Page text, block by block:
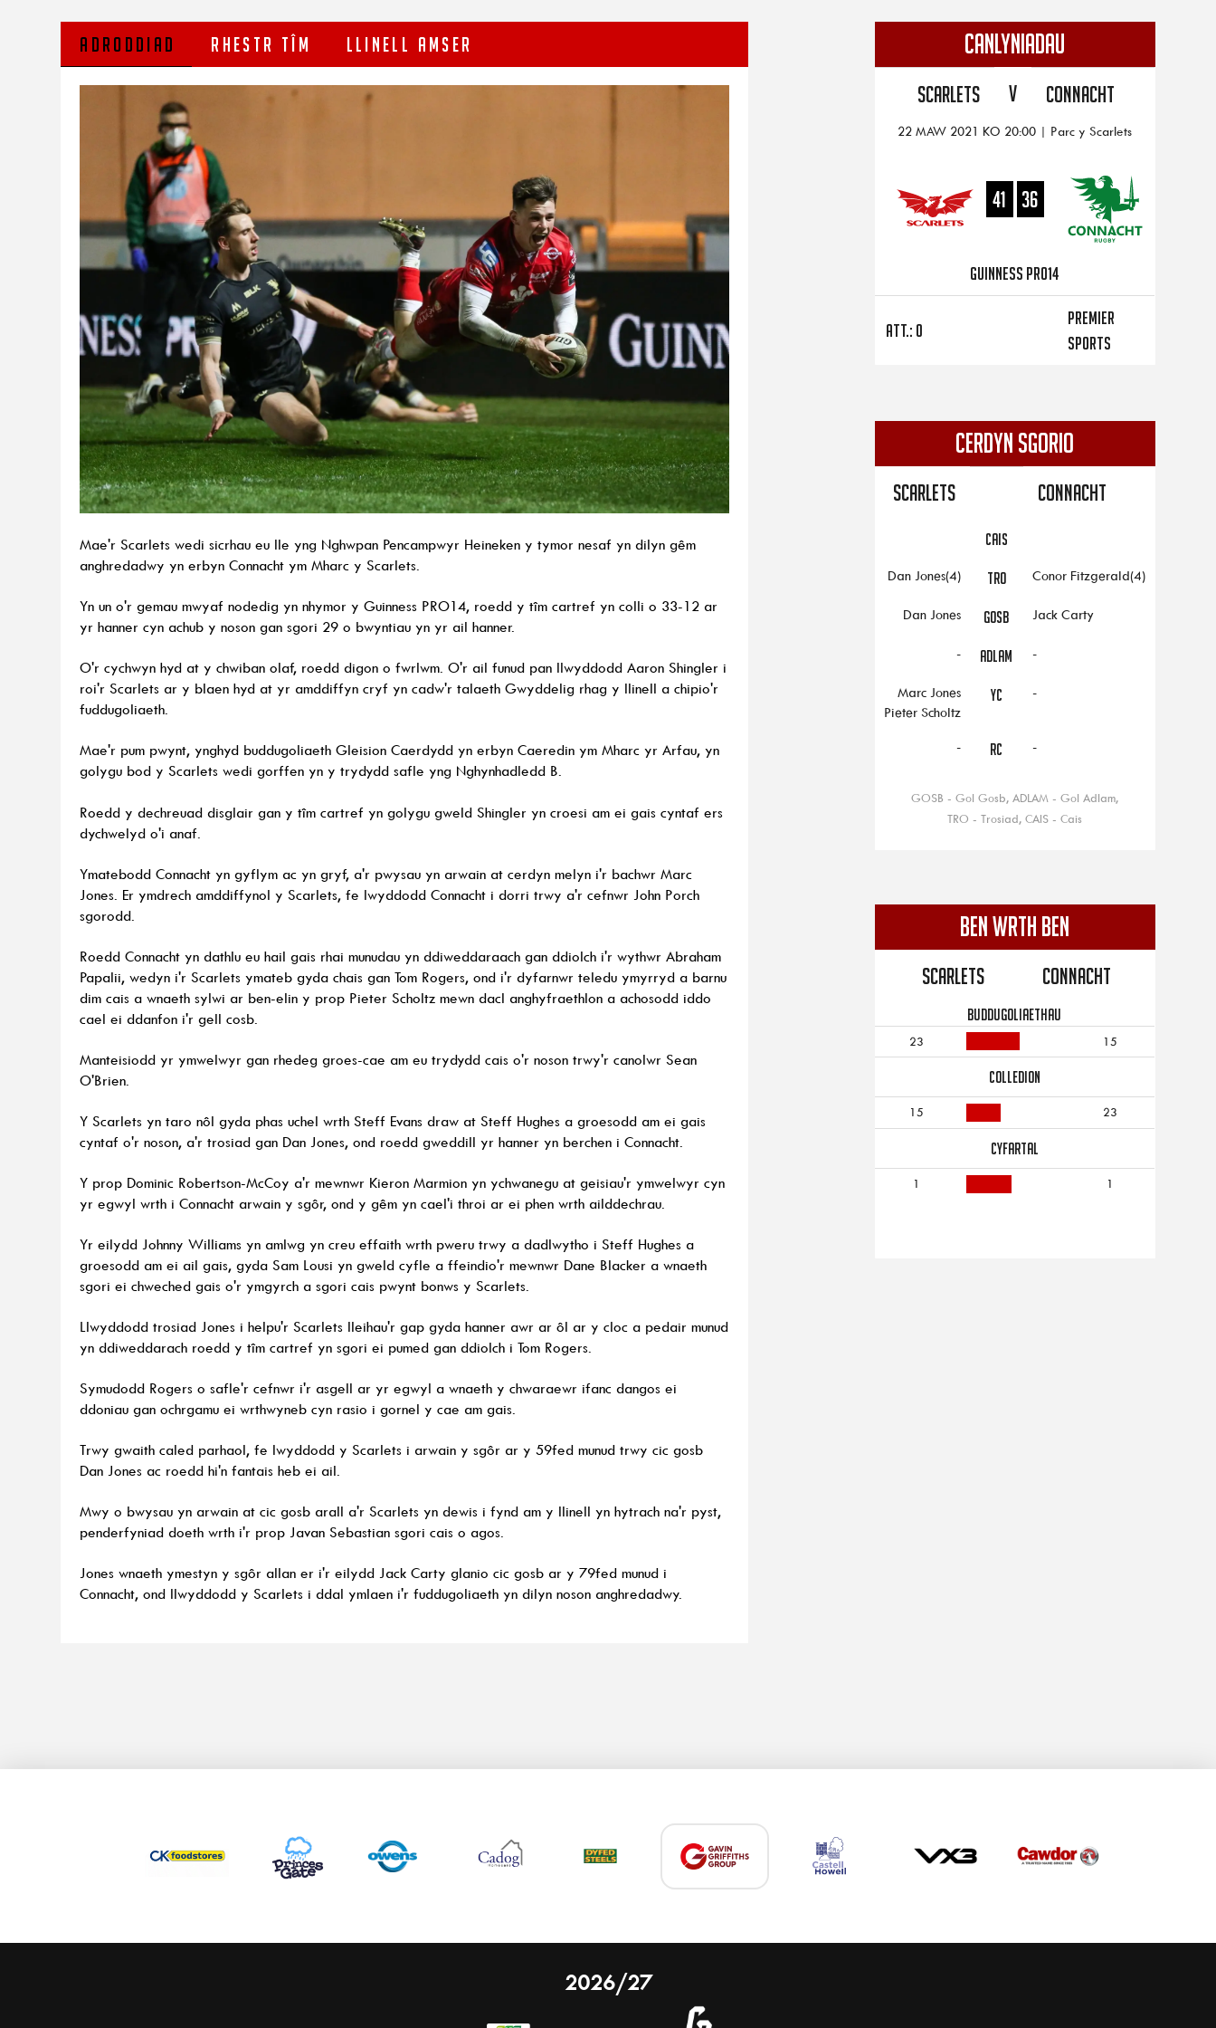
ADRODDIAD RHESTR TÎM LLINELL AMSER
Mae'r Scarlets wedi sicrhau eu lle yng Nghwpan Pencampwyr Heineken y tymor nesaf yn dilyn gêm
anghredadwy yn erbyn Connacht ym Mharc y Scarlets.
Yn un o'r gemau mwyaf nodedig yn nhymor y Guinness PRO14, roedd y tîm cartref yn colli o 33-12 ar
yr hanner cyn achub y noson gan sgori 29 o bwyntiau yn yr ail hanner.
O'r cychwyn hyd at y chwiban olaf, roedd digon o fwrlwm. O'r ail funud pan llwyddodd Aaron Shingler i
roi'r Scarlets ar y blaen hyd at yr amddiffyn cryf yn cadw'r talaeth Gwyddelig rhag y llinell a chipio'r
fuddugoliaeth.
Mae'r pum pwynt, ynghyd buddugoliaeth Gleision Caerdydd yn erbyn Caeredin ym Mharc yr Arfau, yn
golygu bod y Scarlets wedi gorffen yn y trydydd safle yng Nghynhadledd B.
Roedd y dechreuad disglair gan y tîm cartref yn golygu gweld Shingler yn croesi am ei gais cyntaf ers
dychwelyd o'i anaf.
Ymatebodd Connacht yn gyflym ac yn gryf, a'r pwysau yn arwain at cerdyn melyn i'r bachwr Marc
Jones. Er ymdrech amddiffynol y Scarlets, fe lwyddodd Connacht i dorri trwy a'r cefnwr John Porch
sgorodd.
Roedd Connacht yn dathlu eu hail gais rhai munudau yn ddiweddaraach gan ddiolch i'r wythwr Abraham
Papalii, wedyn i'r Scarlets ymateb gyda chais gan Tom Rogers, ond i'r dyfarnwr teledu ymyrryd a barnu
dim cais a wnaeth sylwi ar ben-elin y prop Pieter Scholtz mewn dacl anghyfraethlon a achosodd iddo
cael ei ddanfon i'r gell cosb.
Manteisiodd yr ymwelwyr gan rhedeg groes-cae am eu trydydd cais o'r noson trwy'r canolwr Sean
O'Brien.
Y Scarlets yn taro nôl gyda phas uchel wrth Steff Evans draw at Steff Hughes a groesodd am ei gais
cyntaf o'r noson, a'r trosiad gan Dan Jones, ond roedd gweddill yr hanner yn berchen i Connacht.
Y prop Dominic Robertson-McCoy a'r mewnwr Kieron Marmion yn ychwanegu at geisiau'r ymwelwyr cyn
yr egwyl wrth i Connacht arwain y sgôr, ond y gêm yn cael'i throi ar ei phen wrth ailddechrau.
Yr eilydd Johnny Williams yn amlwg yn creu effaith wrth pweru trwy a dadlwytho i Steff Hughes a
groesodd am ei ail gais, gyda Sam Lousi yn gweld cyfle a ffeindio'r mewnwr Dane Blacker a wnaeth
sgori ei chweched gais o'r ymgyrch a sgori cais pwynt bonws y Scarlets.
Llwyddodd trosiad Jones i helpu'r Scarlets lleihau'r gap gyda hanner awr ar ôl ar y cloc a pedair munud
yn ddiweddarach roedd y tîm cartref yn sgori ei pumed gan ddiolch i Tom Rogers.
Symudodd Rogers o safle'r cefnwr i'r asgell ar yr egwyl a wnaeth y chwaraewr ifanc dangos ei
ddoniau gan ochrgamu ei wrthwyneb cyn rasio i gornel y cae am gais.
Trwy gwaith caled parhaol, fe lwyddodd y Scarlets i arwain y sgôr ar y 59fed munud trwy cic gosb
Dan Jones ac roedd hi'n fantais heb ei ail.
Mwy o bwysau yn arwain at cic gosb arall a'r Scarlets yn dewis i fynd am y llinell yn hytrach na'r pyst,
penderfyniad doeth wrth i'r prop Javan Sebastian sgori cais o agos.
Jones wnaeth ymestyn y sgôr allan er i'r eilydd Jack Carty glanio cic gosb ar y 79fed munud i
Connacht, ond llwyddodd y Scarlets i ddal ymlaen i'r fuddugoliaeth yn dilyn noson anghredadwy.
CANLYNIADAU
Scarlets V Connacht
22 MAW 2021 KO 20:00 | Parc y Scarlets
41 36
Guinness PRO14
Att.: 0
Premier
Sports
CERDYN SGORIO
Scarlets Connacht
CAIS
Dan Jones(4) TRO Conor Fitzgerald(4)
Dan Jones GOSB Jack Carty
- ADLAM -
Marc Jones
Pieter Scholtz
YC -
- RC -
GOSB - Gol Gosb, ADLAM - Gol Adlam,
TRO - Trosiad, CAIS - Cais
BEN WRTH BEN
Scarlets Connacht
BUDDUGOLIAETHAU
23 15
COLLEDION
15 23
CYFARTAL
1 1
2026/27